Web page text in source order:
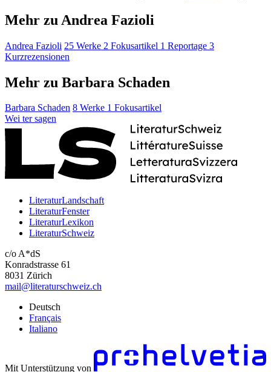
Mehr zu Andrea Fazioli
Andrea Fazioli 25 Werke 2 Fokusartikel 1 Reportage 3
Kurzrezensionen
Mehr zu Barbara Schaden
Barbara Schaden 8 Werke 1 Fokusartikel
Wei ter sagen
LiteraturLandschaft
LiteraturFenster
LiteraturLexikon
LiteraturSchweiz
c/o A*dS
Konradstrasse 61
8031 Zürich
mail@literaturschweiz.ch
Deutsch
Français
Italiano
Mit Unterstützung von